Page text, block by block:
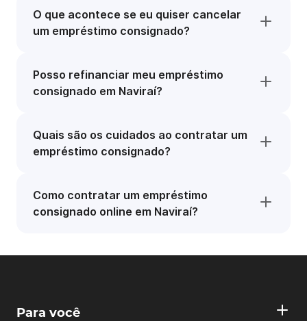
O que acontece se eu quiser cancelar
um empréstimo consignado?
Posso refinanciar meu empréstimo
consignado em Naviraí?
Quais são os cuidados ao contratar um
empréstimo consignado?
Como contratar um empréstimo
consignado online em Naviraí?
Para você